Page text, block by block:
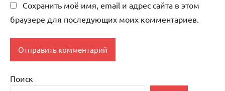
Сохранить моё имя, email и адрес сайта в этом
браузере для последующих моих комментариев.
Поиск